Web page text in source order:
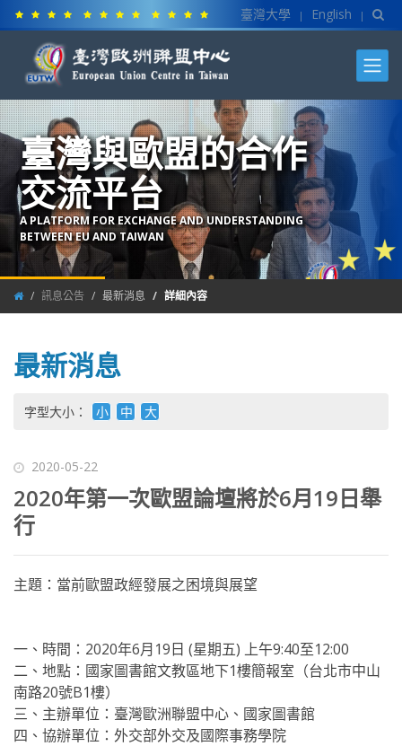
臺灣大學 | English |
臺灣與歐盟的合作
交流平台
A PLATFORM FOR EXCHANGE AND UNDERSTANDING
BETWEEN EU AND TAIWAN
訊息公告 最新消息 詳細內容
最新消息
字型大小： 小 中 大
2020-05-22
2020年第一次歐盟論壇將於6月19日舉
行
主題：當前歐盟政經發展之困境與展望
一、時間：2020年6月19日 (星期五) 上午9:40至12:00
二、地點：國家圖書館文教區地下1樓簡報室（台北市中山
南路20號B1樓）
三、主辦單位：臺灣歐洲聯盟中心、國家圖書館
四、協辦單位：外交部外交及國際事務學院